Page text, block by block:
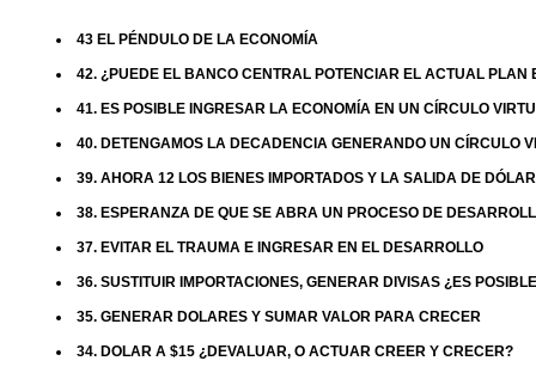
43 EL PÉNDULO DE LA ECONOMÍA
42. ¿PUEDE EL BANCO CENTRAL POTENCIAR EL ACTUAL PLAN
41. ES POSIBLE INGRESAR LA ECONOMÍA EN UN CÍRCULO
40. DETENGAMOS LA DECADENCIA GENERANDO UN CÍRCULO
39. AHORA 12 LOS BIENES IMPORTADOS Y LA SALIDA DE
38. ESPERANZA DE QUE SE ABRA UN PROCESO DE
37. EVITAR EL TRAUMA E INGRESAR EN EL DESARROLLO
36. SUSTITUIR IMPORTACIONES, GENERAR DIVISAS ¿ES
35. GENERAR DOLARES Y SUMAR VALOR PARA CRECER
34. DOLAR A $15 ¿DEVALUAR, O ACTUAR CREER Y CRECER?